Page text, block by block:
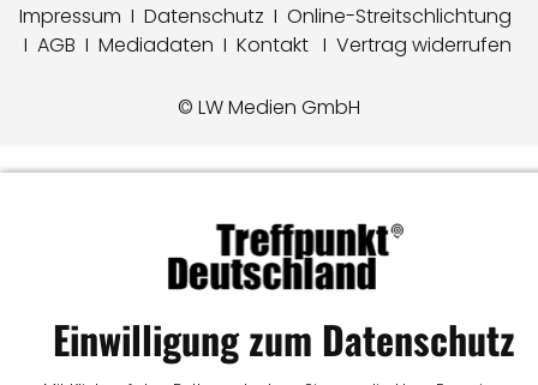
Impressum I Datenschutz I Online-Streitschlichtung
I AGB I Mediadaten I Kontakt I Vertrag widerrufen
© LW Medien GmbH
Einwilligung zum Datenschutz